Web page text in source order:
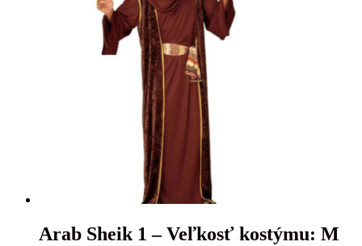
Arab Sheik 1 – Veľkosť kostýmu: M